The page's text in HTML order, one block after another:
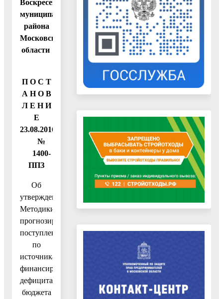
Воскресенского
муниципального
района
Московской
области
П О С Т
А Н О В
Л Е Н И
Е
23.08.2016
№
1400-
ППЗ
Об
утверждении
Методики
прогнозирования
поступлений
по
источникам
финансирования
дефицита
бюджета